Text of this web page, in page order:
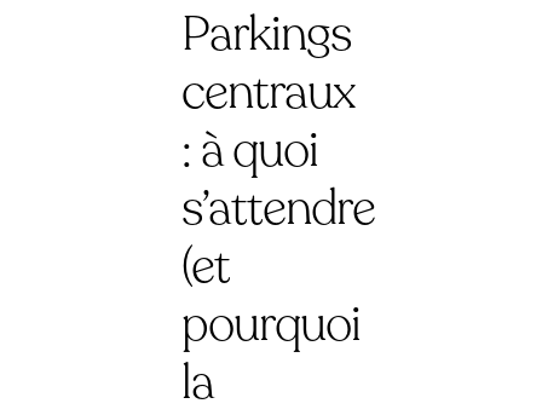
Parkings
centraux
: à quoi
s’attendre
(et
pourquoi
la